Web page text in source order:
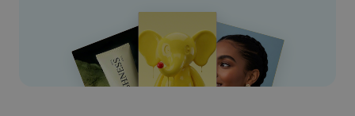
Dreamina Seedance 2.5
Nano Banana Pro
ユースケース
アニバーサリーのテンプレート
エフェクトのテンプレート
クリエイティブパートナープログラム
CapCutクリエイティブキャンパス
房具、エコ商品、オリジナルデザインまで、ご希望に合わせ
て柔軟に選べます。企業PR、新規顧客開拓、既存顧客への
感謝ギフトなど、幅広い用途でプロの視点から最適な販促品
活用法をご提案。手軽な価格帯でも高い販促効果が期待で
き、長く愛用される商品選定で競合他社と差をつけましょ